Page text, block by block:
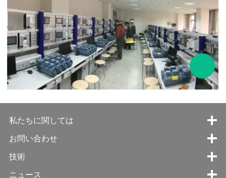
私たちに関しては
お問い合わせ
技術
ニュース